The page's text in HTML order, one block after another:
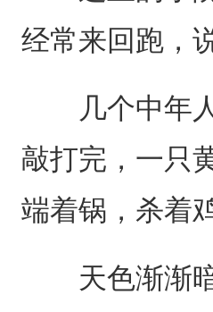
经常来回跑，
几个中年人
敲打完，一只
端着锅，杀着
天色渐渐暗